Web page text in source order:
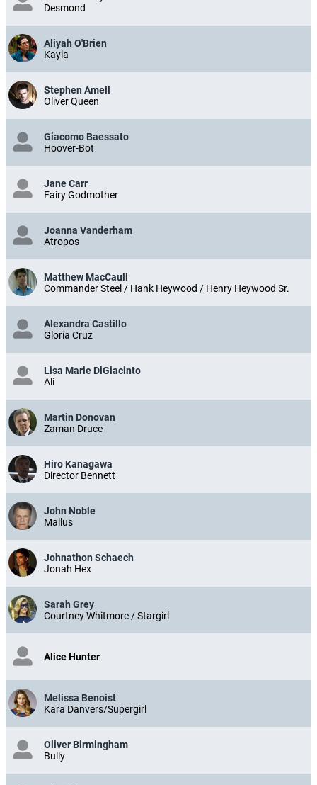
Desmond
Aliyah O'Brien
Kayla
Stephen Amell
Oliver Queen
Giacomo Baessato
Hoover-Bot
Jane Carr
Fairy Godmother
Joanna Vanderham
Atropos
Matthew MacCaull
Commander Steel / Hank Heywood / Henry Heywood Sr.
Alexandra Castillo
Gloria Cruz
Lisa Marie DiGiacinto
Ali
Martin Donovan
Zaman Druce
Hiro Kanagawa
Director Bennett
John Noble
Mallus
Johnathon Schaech
Jonah Hex
Sarah Grey
Courtney Whitmore / Stargirl
Alice Hunter
Melissa Benoist
Kara Danvers/Supergirl
Oliver Birmingham
Bully